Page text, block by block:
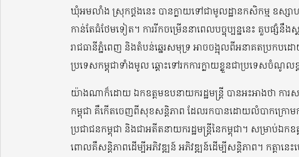
ឃុំអមលាំង ស្រុកថ្ពងនេះ បានក្លាយទៅជាមូលដ្ឋានកសិកម្ម ឧស្ស
កាន់តែធំថែមទៀត។ ការរីកចម្រើននាពេលបច្ចុប្បន្ននេះ គួបផ្សំ
រាជធានីភ្នំពេញ និងតំបន់ឆ្នេរសមុទ្រ អាចចង្អុលពីអនាគតប្រក
ប្រទេសកម្ពុជាទាំងមូល ឆ្ពោះទៅរកការក្លាយខ្លួនជាប្រទេសចំណូ
យ៉ាងណាក៏ដោយ ឯកឧត្តមឧបនាយករដ្ឋមន្ត្រី បានអះអាងថា កា
កម្ពុជា គឺកើតចេញពីសុខសន្តិភាព ដែលរកបានដោយលំបាកក្រោ
ប្រជាជនកម្ពុជា និងជាអតីតនាយករដ្ឋមន្ត្រីនៃកម្ពុជា។ សម្រាប់ឯកឧ
ពោលគឺសន្តិភាពដើម្បីអភិវឌ្ឍន៍ អភិវឌ្ឍន៍ដើម្បីសន្តិភាព។ កត្តា